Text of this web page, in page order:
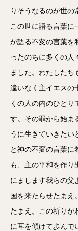
りそうなるのが世
この世に語る言葉に
が語る不変の言葉を
ったのちに多くの人
ました。わたした
違いなく主イエスの
くの人の内のひと
す。その罪から始ま
うに生きていきたい
と神の不変の言葉に
も、主の平和を作り
にまします我らの父
国を来たらせたまえ
たまえ。この祈りが
に耳を傾けて歩んで